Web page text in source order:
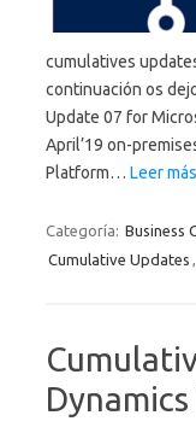
cumulatives
continuación os
Update 07 for
April’19 on-
Platform… Leer
Categoría: Business
Cumulative Updates ,